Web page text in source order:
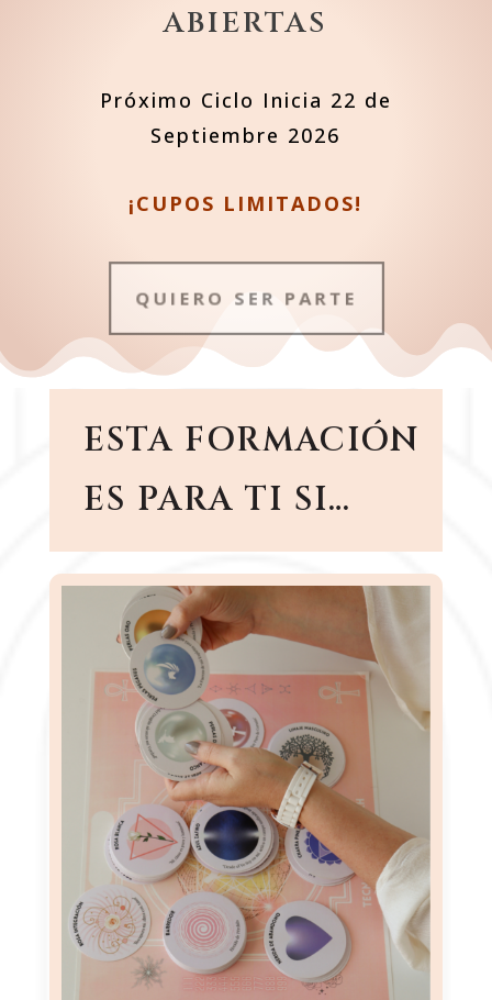
ABIERTAS
Próximo Ciclo Inicia 22 de
Septiembre 2026
¡CUPOS LIMITADOS!
QUIERO SER PARTE
ESTA FORMACIÓN
ES PARA TI SI…